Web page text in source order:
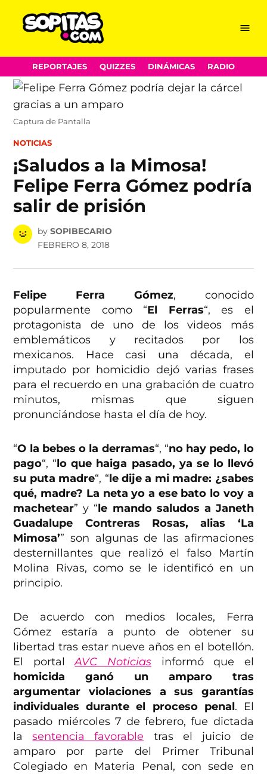
Skip
to
content
Menu
REPORTAJES QUIZZES DINÁMICAS RADIO
Captura de Pantalla
POSTED
NOTICIAS
¡Saludos a la Mimosa!
Felipe Ferra Gómez podría
salir de prisión
by SOPIBECARIO
FEBRERO 8, 2018
Felipe Ferra Gómez, conocido
popularmente como “El Ferras“, es el
protagonista de uno de los videos más
emblemáticos y recitados por los
mexicanos. Hace casi una década, el
imputado por homicidio dejó varias frases
para el recuerdo en una grabación de cuatro
minutos, mismas que siguen
pronunciándose hasta el día de hoy.
“O la bebes o la derramas“, “no hay pedo, lo
pago“, “lo que haiga pasado, ya se lo llevó
su puta madre“, “le dije a mi madre: ¿sabes
qué, madre? La neta yo a ese bato lo voy a
machetear” y “le mando saludos a Janeth
Guadalupe Contreras Rosas, alias ‘La
Mimosa’” son algunas de las afirmaciones
desternillantes que realizó el falso Martín
Molina Rivas, como se le identificó en un
principio.
De acuerdo con medios locales, Ferra
Gómez estaría a punto de obtener su
libertad tras estar nueve años en el botellón.
El portalAVC Noticias informó que el
homicida ganó un amparo tras
argumentar violaciones a sus garantías
individuales durante el proceso penal. El
pasado miércoles 7 de febrero, fue dictada
lasentencia favorable tras el juicio de
amparo por parte del Primer Tribunal
Colegiado en Materia Penal, con sede en